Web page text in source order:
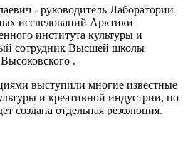
- руководитель Лаборатории
исследований Арктики
института культуры и
сотрудник Высшей школы
.
выступили многие известные
и креативной индустрии, по
создана отдельная резолюция.